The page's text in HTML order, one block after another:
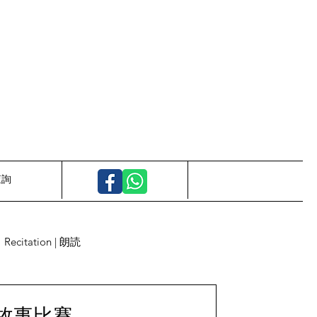
Recitation | 朗読